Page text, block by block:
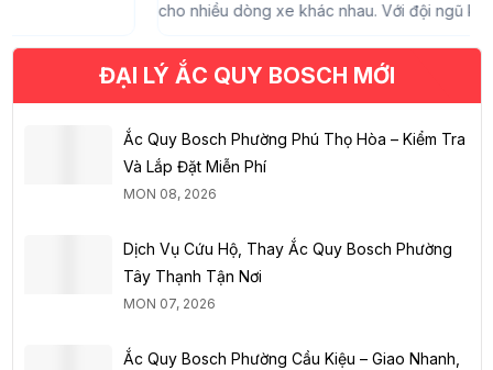
cho nhiều dòng xe khác nhau. Với đội ngũ kỹ thuật...
ĐẠI LÝ ẮC QUY BOSCH MỚI
Ắc Quy Bosch Phường Phú Thọ Hòa – Kiểm Tra
Và Lắp Đặt Miễn Phí
MON 08, 2026
Dịch Vụ Cứu Hộ, Thay Ắc Quy Bosch Phường
Tây Thạnh Tận Nơi
MON 07, 2026
Ắc Quy Bosch Phường Cầu Kiệu – Giao Nhanh,